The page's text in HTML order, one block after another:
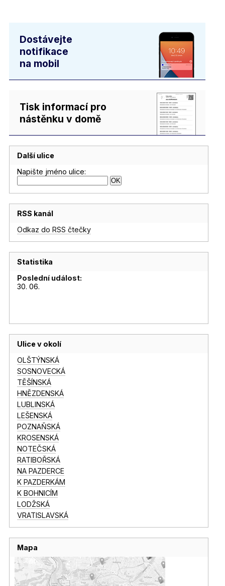
Dostávejte
notifikace
na mobil
Tisk informací pro
nástěnku v domě
Další ulice
Napište jméno ulice:
RSS kanál
Odkaz do RSS čtečky
Statistika
Poslední událost:
30. 06.
Ulice v okolí
OLŠTÝNSKÁ
SOSNOVECKÁ
TĚŠÍNSKÁ
HNĚZDENSKÁ
LUBLINSKÁ
LEŠENSKÁ
POZNAŇSKÁ
KROSENSKÁ
NOTEČSKÁ
RATIBOŘSKÁ
NA PAZDERCE
K PAZDERKÁM
K BOHNICÍM
LODŽSKÁ
VRATISLAVSKÁ
Mapa